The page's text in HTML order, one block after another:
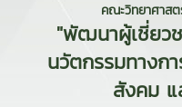
คณะวิทยาศาสต
"พัฒนาผู้เชี่ยว
นวัตกรรมทางก
สังคม แ